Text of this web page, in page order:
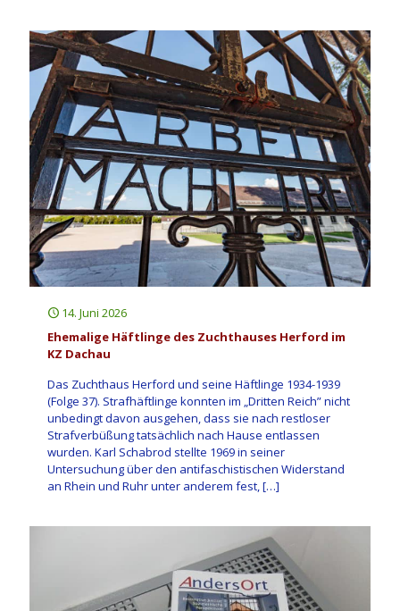
14. Juni 2026
Ehemalige Häftlinge des Zuchthauses Herford im
KZ Dachau
Das Zuchthaus Herford und seine Häftlinge 1934-1939
(Folge 37). Strafhäftlinge konnten im „Dritten Reich” nicht
unbedingt davon ausgehen, dass sie nach restloser
Strafverbüßung tatsächlich nach Hause entlassen
wurden. Karl Schabrod stellte 1969 in seiner
Untersuchung über den antifaschistischen Widerstand
an Rhein und Ruhr unter anderem fest,[…]